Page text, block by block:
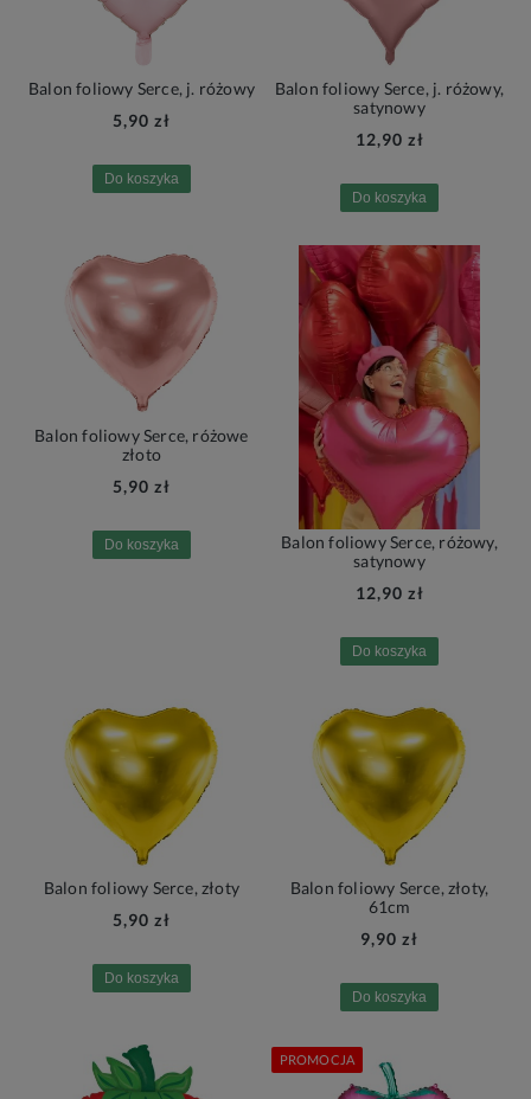
Balon foliowy Serce, j. różowy
5,90 zł
Do koszyka
Balon foliowy Serce, j. różowy,
satynowy
12,90 zł
Do koszyka
Balon foliowy Serce, różowe
złoto
5,90 zł
Do koszyka
Balon foliowy Serce, różowy,
satynowy
12,90 zł
Do koszyka
Balon foliowy Serce, złoty
5,90 zł
Do koszyka
Balon foliowy Serce, złoty,
61cm
9,90 zł
Do koszyka
PROMOCJA